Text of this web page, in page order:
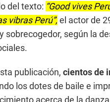
del texto: “Good vives
vibras Perú”, el actor de
sobrecogedor, según la
publicación, cientos de
los dotes de baile e
acerca de la